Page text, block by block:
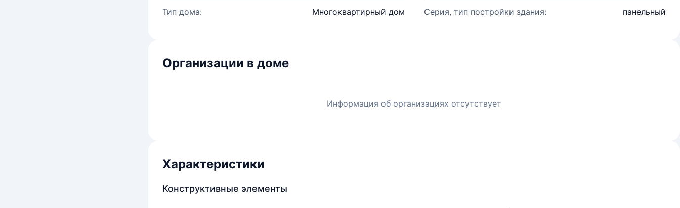
Тип дома: Многоквартирный дом Серия, тип постройки здания: панельный
Организации в доме
Информация об организациях отсутствует
Характеристики
Конструктивные элементы